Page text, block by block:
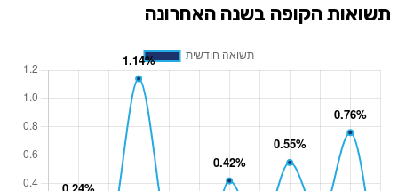
תשואות הקופה בשנה האחרונה